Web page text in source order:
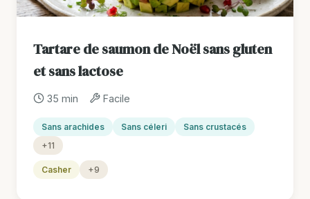
Tartare de saumon de Noël sans gluten
et sans lactose
35 min Facile
Sans arachides Sans céleri
Sans crustacés
+11
Casher +9